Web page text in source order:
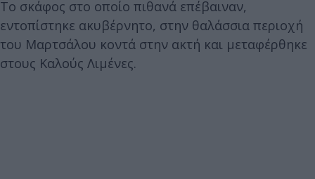
Το σκάφος στο οποίο πιθανά επέβαιναν,
εντοπίστηκε ακυβέρνητο, στην θαλάσσια περιοχή
του Μαρτσάλου κοντά στην ακτή και μεταφέρθηκε
στους Καλούς Λιμένες.